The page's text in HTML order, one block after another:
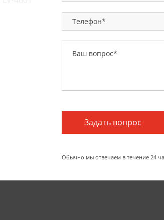
Обычно мы отвечаем в течение 24